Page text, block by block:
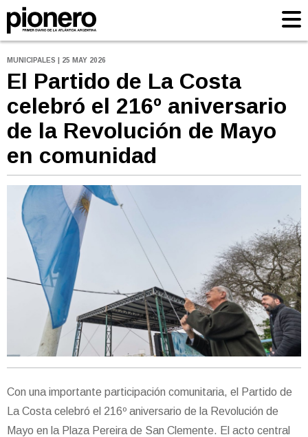
MUNICIPALES | 25 MAY 2026
El Partido de La Costa
celebró el 216º aniversario
de la Revolución de Mayo
en comunidad
Con una importante participación comunitaria, el Partido de
La Costa celebró el 216º aniversario de la Revolución de
Mayo en la Plaza Pereira de San Clemente. El acto central